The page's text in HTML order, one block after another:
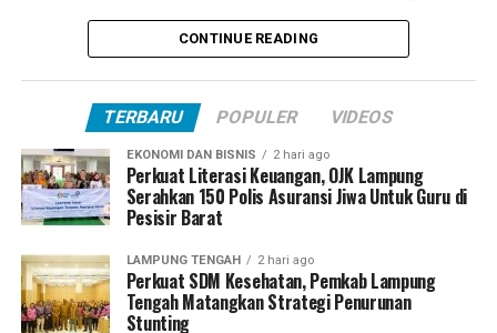
Selatan. Persiapan festival mulai dimatangkan melalui
rapat koordinasi yang dipimpin Bupati Lampung
Bupati Lampung Selatan, Senin (3/8/2026).
Bupati Egi menegaskan, keberhasilan penyelenggaraan
Lamsel Fest 2025 telah menaikkan ekspektasi
masyarakat. Karena itu, seluruh perangkat daerah
diminta bekerja lebih serius agar penyelenggaraan tahun
ini mampu menghadirkan pengalaman yang lebih
berkesan.
CONTINUE READING
TERBARU POPULER VIDEOS
EKONOMI DAN BISNIS 2 hari ago
Perkuat Literasi Keuangan, OJK Lampung
Serahkan 150 Polis Asuransi Jiwa Untuk Guru di
Pesisir Barat
LAMPUNG TENGAH 2 hari ago
Perkuat SDM Kesehatan, Pemkab Lampung
Tengah Matangkan Strategi Penurunan
Stunting